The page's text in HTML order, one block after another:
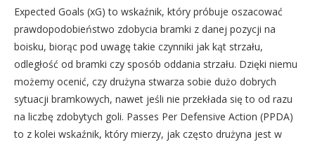
Expected Goals (xG) to wskaźnik, który próbuje oszacować
prawdopodobieństwo zdobycia bramki z danej pozycji na
boisku, biorąc pod uwagę takie czynniki jak kąt strzału,
odległość od bramki czy sposób oddania strzału. Dzięki niemu
możemy ocenić, czy drużyna stwarza sobie dużo dobrych
sytuacji bramkowych, nawet jeśli nie przekłada się to od razu
na liczbę zdobytych goli. Passes Per Defensive Action (PPDA)
to z kolei wskaźnik, który mierzy, jak często drużyna jest w